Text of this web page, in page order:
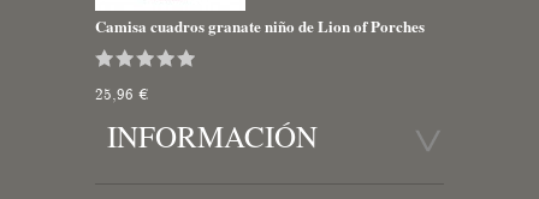
Camisa cuadros granate niño de Lion of Porches
25,96 €
INFORMACIÓN